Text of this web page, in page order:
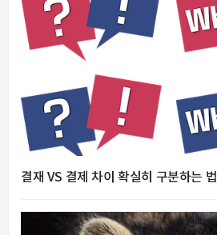
결재 VS 결제 차이 확실히 구분하는 법